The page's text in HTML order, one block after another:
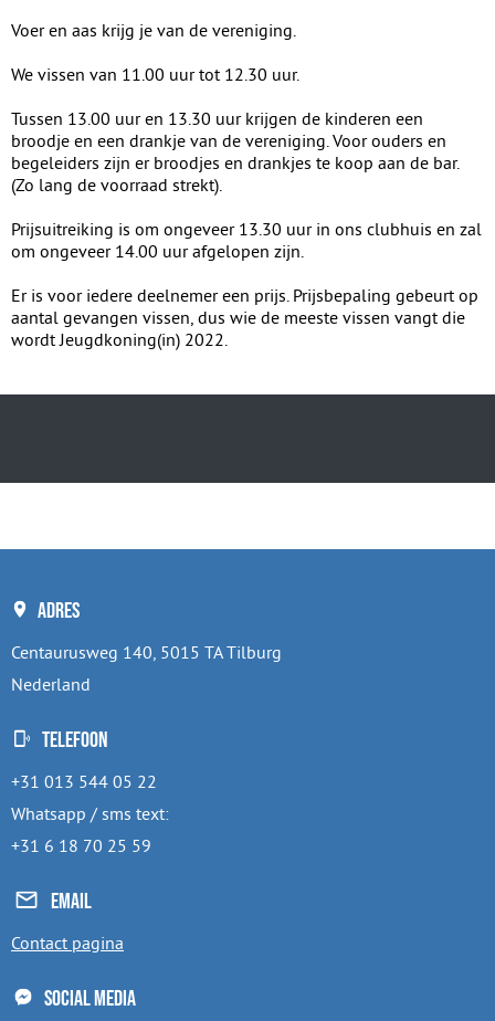
Voer en aas krijg je van de vereniging.
We vissen van 11.00 uur tot 12.30 uur.
Tussen 13.00 uur en 13.30 uur krijgen de kinderen een
broodje en een drankje van de vereniging. Voor ouders en
begeleiders zijn er broodjes en drankjes te koop aan de bar.
(Zo lang de voorraad strekt).
Prijsuitreiking is om ongeveer 13.30 uur in ons clubhuis en zal
om ongeveer 14.00 uur afgelopen zijn.
Er is voor iedere deelnemer een prijs. Prijsbepaling gebeurt op
aantal gevangen vissen, dus wie de meeste vissen vangt die
wordt Jeugdkoning(in) 2022.
Adres
Centaurusweg 140, 5015 TA Tilburg
Nederland
Telefoon
+31 013 544 05 22
Whatsapp / sms text:
+31 6 18 70 25 59
Email
Contact pagina
Social media